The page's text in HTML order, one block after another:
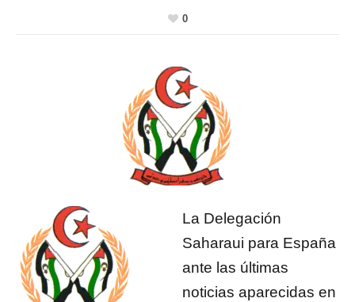
0
La Delegación
Saharaui para España
ante las últimas
noticias aparecidas en